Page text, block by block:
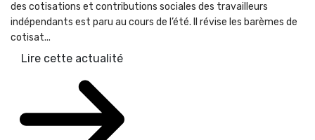
des cotisations et contributions sociales des travailleurs
indépendants est paru au cours de l’été. Il révise les barèmes de
cotisat...
Lire cette actualité